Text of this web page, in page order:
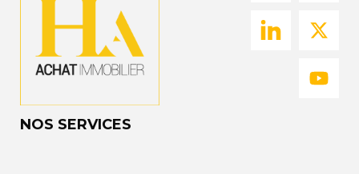
NOS SERVICES